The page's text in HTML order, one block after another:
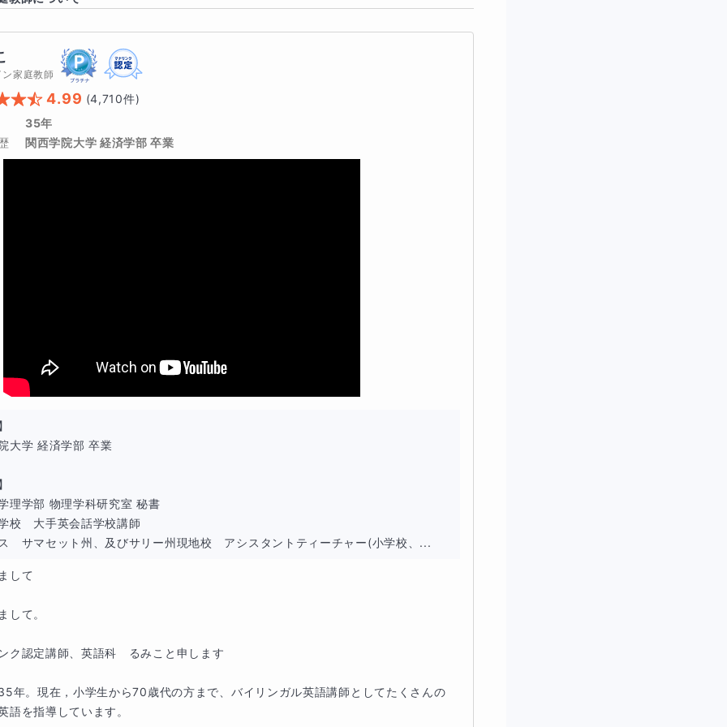
家庭教師
4.99 (4,710件)
35年
関西学院大学 経済学部 卒業
大学 経済学部 卒業
理学部 物理学科研究室 秘書
校　大手英会話学校講師
　サマセット州、及びサリー州現地校　アシスタントティーチャー(小学校、...
して
して。
ク認定講師、英語科　るみこと申します
年。現在，小学生から70歳代の方まで、バイリンガル英語講師としてたくさんの
語を指導しています。